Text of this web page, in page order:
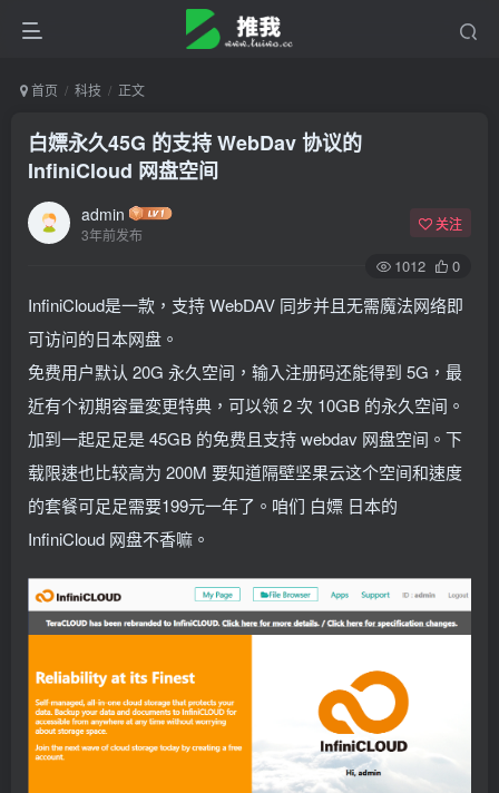
首页 科技 正文
白嫖永久45G 的支持 WebDav 协议的
InfiniCloud 网盘空间
admin
3年前发布
关注
1012 0
InfiniCloud是一款，支持 WebDAV 同步并且无需魔法网络即
可访问的日本网盘。
免费用户默认 20G 永久空间，输入注册码还能得到 5G，最
近有个初期容量変更特典，可以领 2 次 10GB 的永久空间。
加到一起足足是 45GB 的免费且支持 webdav 网盘空间。下
载限速也比较高为 200M 要知道隔壁坚果云这个空间和速度
的套餐可足足需要199元一年了。咱们 白嫖 日本的
InfiniCloud 网盘不香嘛。